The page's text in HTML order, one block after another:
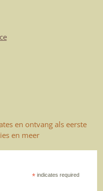
en ontvang als eerste
en meer
* indicates required